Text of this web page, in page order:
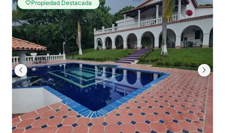
Propiedad Destacada